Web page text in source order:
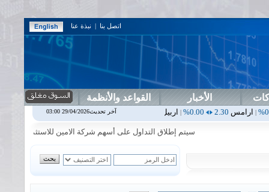
اتصل بنا | نبذة عنا
الأخبار القواعد والأنظمة
|اربيل 0.00
0.00%
|اسفنج1.87
سيتم إطلاق التداول على أسهم شركة الامين للاستثمار المالي في